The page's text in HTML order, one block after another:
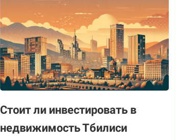
Стоит ли инвестировать в
недвижимость Тбилиси